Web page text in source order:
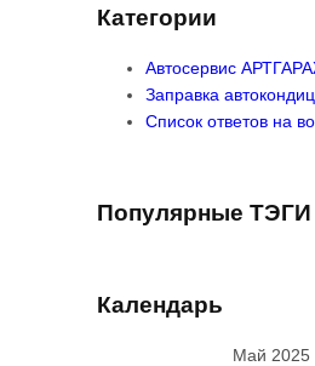
Категории
Автосервис
Заправка
Список ответов на
Популярные ТЭГИ
Календарь
Май 2025